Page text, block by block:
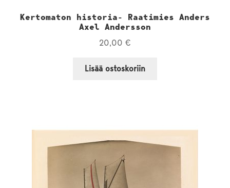
Kertomaton historia- Raatimies Anders
Axel Andersson
20,00 €
Lisää ostoskoriin